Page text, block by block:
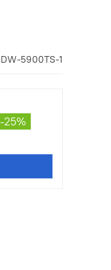
DW-5900TS-1
-25%